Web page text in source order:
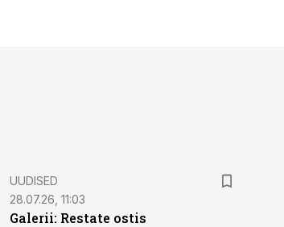
UUDISED
28.07.26, 11:03
Galerii: Restate ostis